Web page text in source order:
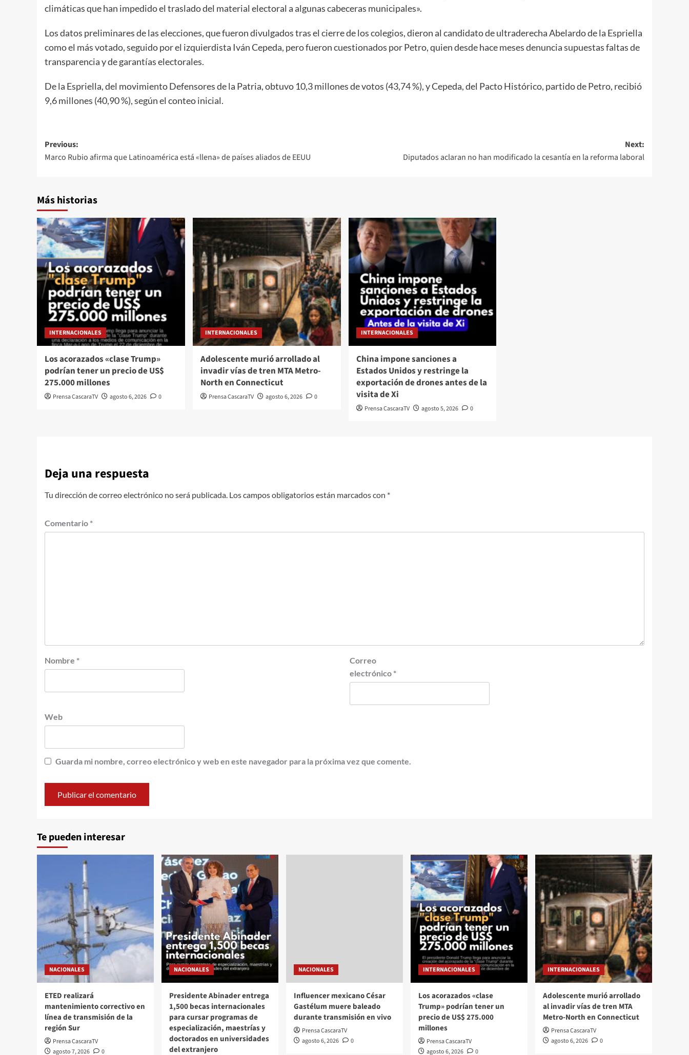
climáticas que han impedido el traslado del material electoral a algunas cabeceras municipales».
Los datos preliminares de las elecciones, que fueron divulgados tras el cierre de los colegios, dieron al candidato de ultraderecha Abelardo de la Espriella
como el más votado, seguido por el izquierdista Iván Cepeda, pero fueron cuestionados por Petro, quien desde hace meses denuncia supuestas faltas de
transparencia y de garantías electorales.
De la Espriella, del movimiento Defensores de la Patria, obtuvo 10,3 millones de votos (43,74 %), y Cepeda, del Pacto Histórico, partido de Petro, recibió
9,6 millones (40,90 %), según el conteo inicial.
Previous:
Marco Rubio afirma que Latinoamérica está «llena» de países aliados de EEUU
Next:
Diputados aclaran no han modificado la cesantía en la reforma laboral
Más historias
INTERNACIONALES
Los acorazados «clase Trump»
podrían tener un precio de US$
275.000 millones
Prensa CascaraTV agosto 6, 2026 0
INTERNACIONALES
Adolescente murió arrollado al
invadir vías de tren MTA Metro-
North en Connecticut
Prensa CascaraTV agosto 6, 2026 0
INTERNACIONALES
China impone sanciones a
Estados Unidos y restringe la
exportación de drones antes de la
visita de Xi
Prensa CascaraTV agosto 5, 2026 0
Deja una respuesta
Tu dirección de correo electrónico no será publicada. Los campos obligatorios están marcados con *
Comentario *
Nombre *
Correo
electrónico *
Web
Guarda mi nombre, correo electrónico y web en este navegador para la próxima vez que comente.
Te pueden interesar
NACIONALES
ETED realizará
mantenimiento correctivo en
línea de transmisión de la
región Sur
Prensa CascaraTV
agosto 7, 2026
0
NACIONALES
Presidente Abinader entrega
1,500 becas internacionales
para cursar programas de
especialización, maestrías y
doctorados en universidades
del extranjero
NACIONALES
Influencer mexicano César
Gastélum muere baleado
durante transmisión en vivo
Prensa CascaraTV
agosto 6, 2026
0
INTERNACIONALES
Los acorazados «clase
Trump» podrían tener un
precio de US$ 275.000
millones
Prensa CascaraTV
agosto 6, 2026
0
INTERNACIONALES
Adolescente murió arrollado
al invadir vías de tren MTA
Metro-North en Connecticut
Prensa CascaraTV
agosto 6, 2026
0